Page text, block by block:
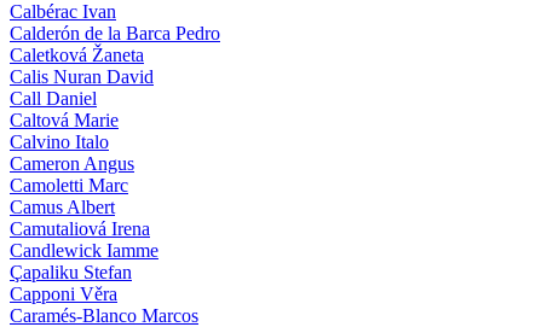
Calbérac Ivan
Calderón de la Barca Pedro
Caletková Žaneta
Calis Nuran David
Call Daniel
Caltová Marie
Calvino Italo
Cameron Angus
Camoletti Marc
Camus Albert
Camutaliová Irena
Candlewick Iamme
Çapaliku Stefan
Capponi Věra
Caramés-Blanco Marcos